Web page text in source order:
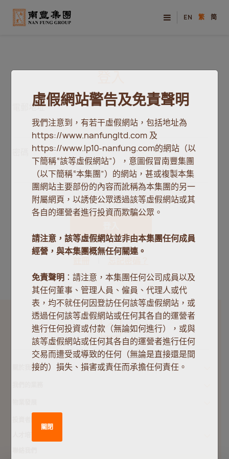
EN 繁 简
電郵地址
關於我們
虛假網站警告及免責聲明
我們注意到，有若干虛假網站，包括地址為
https://www.nanfungltd.com 及
https://www.lp10-nanfung.com的網站（以
下簡稱“該等虛假網站”），意圖假冒南豐集團
（以下簡稱“本集團”）的網站，甚或複製本集
團網站主要部份的內容而訛稱為本集團的另一
附屬網頁，以誘使公眾透過該等虛假網站或其
各自的運營者進行投資而欺騙公眾。
請注意，該等虛假網站並非由本集團任何成員
經營，與本集團概無任何關連。
免責聲明 ：請注意，本集團任何公司成員以及
其任何董事、管理人員、僱員、代理人或代
表，均不就任何因登訪任何該等虛假網站，或
透過任何該等虛假網站或任何其各自的運營者
進行任何投資或付款（無論如何進行），或與
該等虛假網站或任何其各自的運營者進行任何
交易而遭受或導致的任何（無論是直接還是間
接的）損失、損害或責任而承擔任何責任。
關閉